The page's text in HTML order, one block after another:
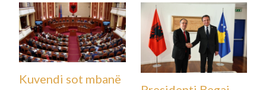
Kuvendi sot mbanë